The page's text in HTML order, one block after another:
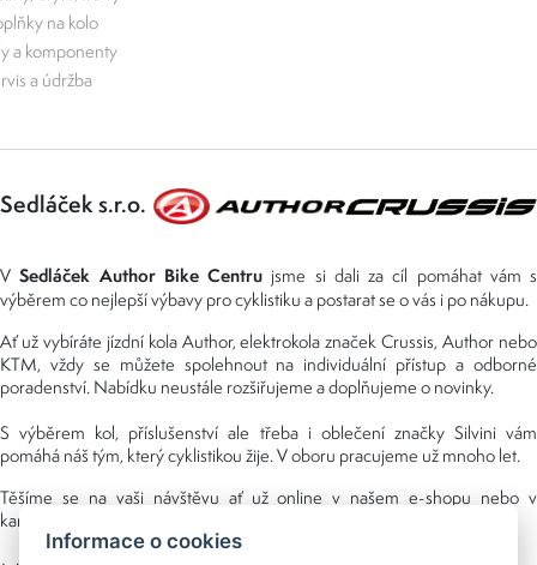
na kolo
a komponenty
a údržba
Sedláček s.r.o.
VSedláček Author Bike Centru jsme si dali za cíl pomáhat vám s
výběrem co nejlepší výbavy pro cyklistiku a postarat se o vás i po nákupu.
Ať už vybíráte jízdní kola Author, elektrokola značek Crussis, Author nebo
KTM, vždy se můžete spolehnout na individuální přístup a odborné
poradenství. Nabídku neustále rozšiřujeme a doplňujeme o novinky.
S výběrem kol, příslušenství ale třeba i oblečení značky Silvini vám
pomáhá náš tým, který cyklistikou žije. V oboru pracujeme už mnoho let.
Těšíme se na vaši návštěvu ať už online v našem e-shopu nebo v
kamenné prodejně, kterou najdete v NS (nákupní středisko) URAN.
Informace o cookies